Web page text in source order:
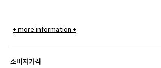
+ more information +
소비자가격